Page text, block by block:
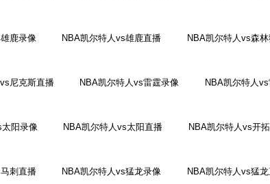
鹿录像 NBA凯尔特人vs雄鹿直播 NBA凯尔特人vs森
尼克斯直播 NBA凯尔特人vs雷霆录像 NBA凯尔特人
阳录像 NBA凯尔特人vs太阳直播 NBA凯尔特人vs开
刺直播 NBA凯尔特人vs猛龙录像 NBA凯尔特人vs猛龙